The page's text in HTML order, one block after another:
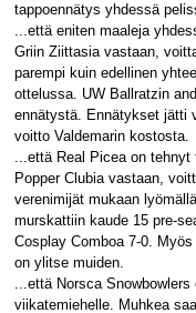
tappoennätys yhdessä
...että eniten maaleja
Griin Ziittasia vastaan,
parempi kuin edellinen
ottelussa. UW Ballratzin
ennätystä. Ennätykset jätti
voitto Valdemarin kostosta.
...että Real Picea on
Popper Clubia vastaan,
verenimijät mukaan
murskattiin kaude 15 pre-
Cosplay Comboa 7-0.
on ylitse muiden.
...että Norsca
viikatemiehelle. Muhkea